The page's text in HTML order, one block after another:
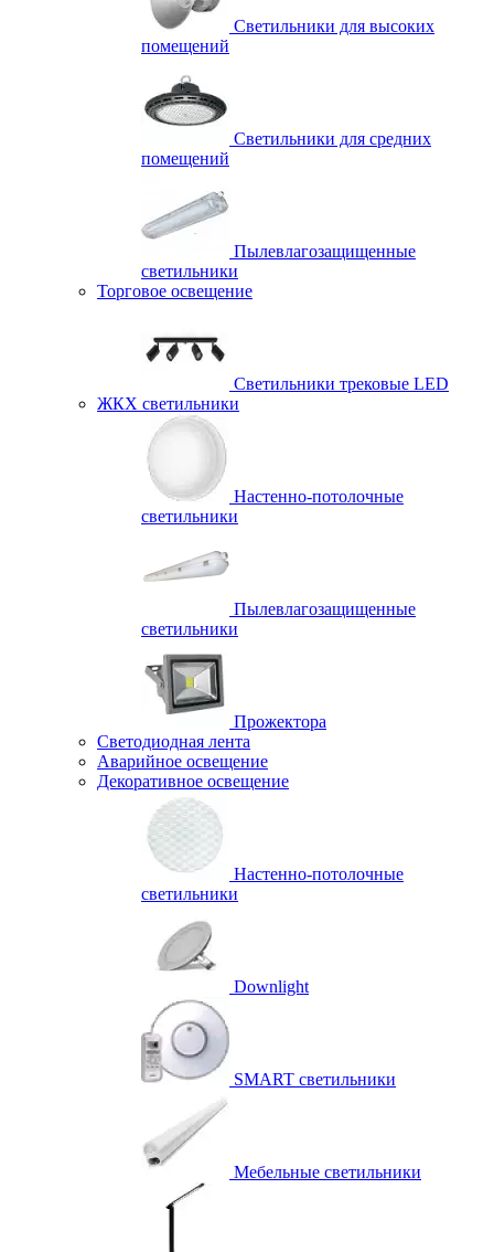
Светильники для высоких
помещений
Светильники для средних
помещений
Пылевлагозащищенные
светильники
Торговое освещение
Светильники трековые LED
ЖКХ светильники
Настенно-потолочные
светильники
Пылевлагозащищенные
светильники
Прожектора
Светодиодная лента
Аварийное освещение
Декоративное освещение
Настенно-потолочные
светильники
Downlight
SMART светильники
Мебельные светильники